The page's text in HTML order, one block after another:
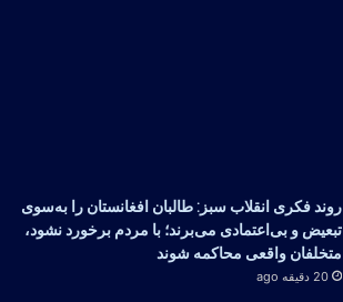
روند فکری انقلاب سبز: طالبان افغانستان را به‌سوی
تبعیض و بی‌اعتمادی می‌برند؛ با مردم برخورد نشود،
متخلفان واقعی محاکمه شوند
20 دقیقه ago